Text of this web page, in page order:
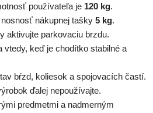
používateľa je 120 kg.
nákupnej tašky 5 kg.
aktivujte parkovaciu brzdu.
vtedy, keď je chodítko stabilné a
bŕzd, koliesok a spojovacích častí.
ďalej nepoužívajte.
predmetmi a nadmerným